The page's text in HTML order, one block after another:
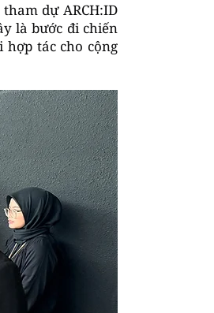
dự ARCH:ID
là bước đi chiến
tác cho cộng